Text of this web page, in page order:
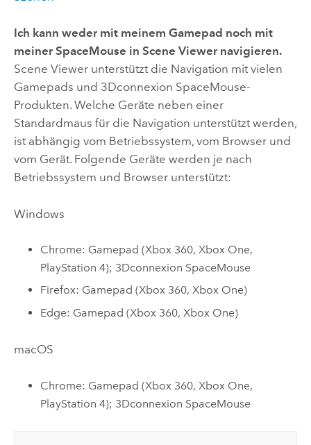
Ich kann weder mit meinem Gamepad noch mit
meiner SpaceMouse in Scene Viewernavigieren.
Scene Viewerunterstützt die Navigation mit vielen
Gamepads und 3Dconnexion SpaceMouse-
Produkten. Welche Geräte neben einer
Standardmaus für die Navigation unterstützt werden,
ist abhängig vom Betriebssystem, vom Browser und
vom Gerät. Folgende Geräte werden je nach
Betriebssystem und Browser unterstützt:
Windows
Chrome: Gamepad (Xbox 360, Xbox One,
PlayStation 4); 3Dconnexion SpaceMouse
Firefox: Gamepad (Xbox 360, Xbox One)
Edge: Gamepad (Xbox 360, Xbox One)
macOS
Chrome: Gamepad (Xbox 360, Xbox One,
PlayStation 4); 3Dconnexion SpaceMouse